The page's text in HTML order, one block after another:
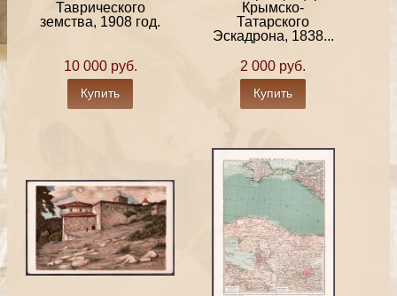
Таврического
земства, 1908 год.
10 000 руб.
Купить
Крымско-
Татарского
Эскадрона, 1838...
2 000 руб.
Купить